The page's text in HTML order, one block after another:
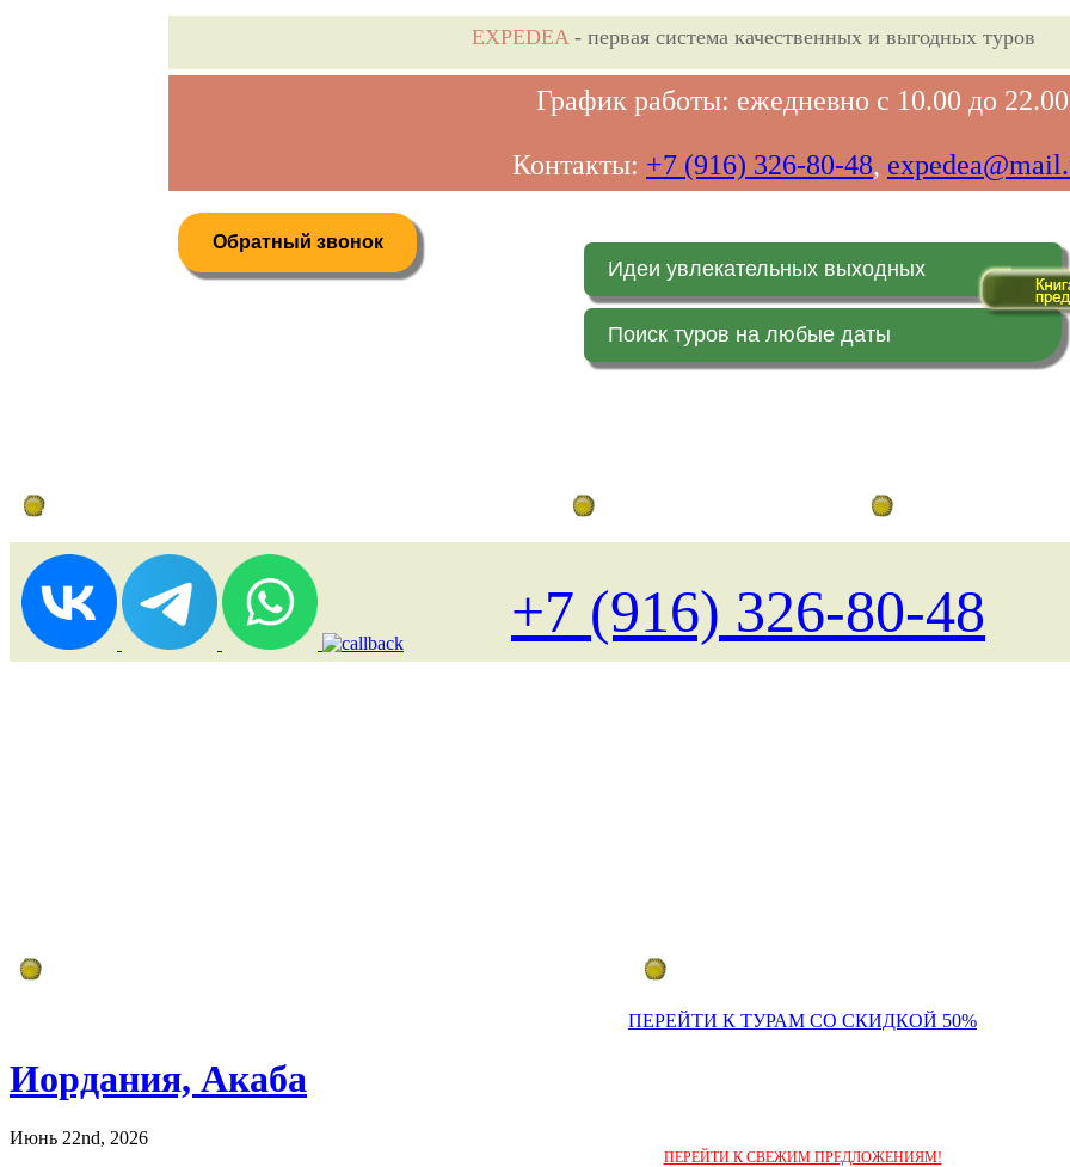
EXPEDEA- первая система качественных и выгодных туров
График работы: ежедневно с 10.00 до 22.00
Контакты: +7 (916) 326-80-48,
Обратный звонок
Идеи увлекательных выходных
Поиск туров на любые даты
Дистанционное бронирование туров
+7 (916) 326-80-48
ПЕРЕЙТИ К ТУРАМ СО СКИДКОЙ 50%
Иордания, Акаба
Июнь 22nd, 2026
ПЕРЕЙТИ К СВЕЖИМ ПРЕДЛОЖЕНИЯМ!